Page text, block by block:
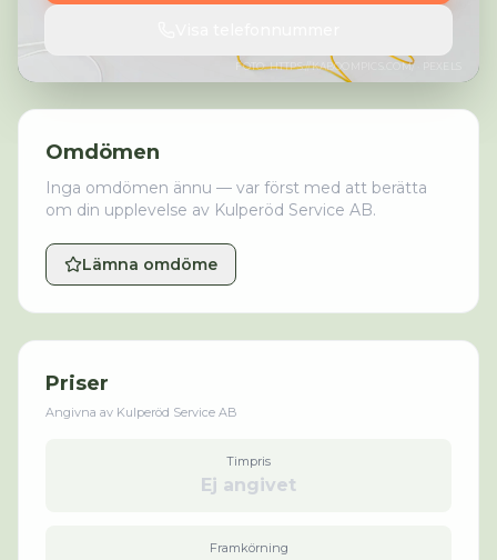
FOTO:HTTPS://KABOOMPICS.COM/· PEXELS
Omdömen
Inga omdömen ännu — var först med att berätta
om din upplevelse av Kulperöd Service AB.
Lämna omdöme
Priser
Angivna av Kulperöd Service AB
Timpris
Ej angivet
Framkörning